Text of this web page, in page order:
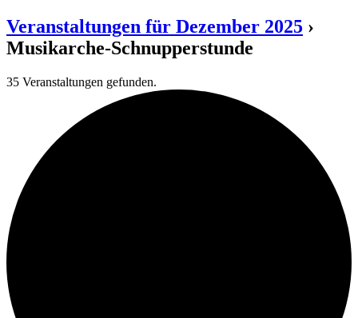
Veranstaltungen für Dezember 2025 ›
Musikarche-Schnupperstunde
35 Veranstaltungen gefunden.